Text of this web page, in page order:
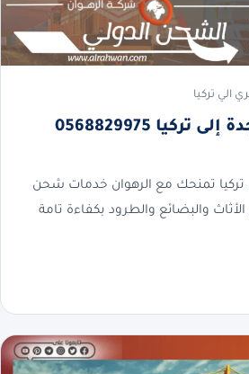
الي تركيا
شركة شحن من جدة إلى تركيا 0568829975
تمنحك مع الرهوان خدمات شحن
والبضائع والطرود بكفاءة تامة